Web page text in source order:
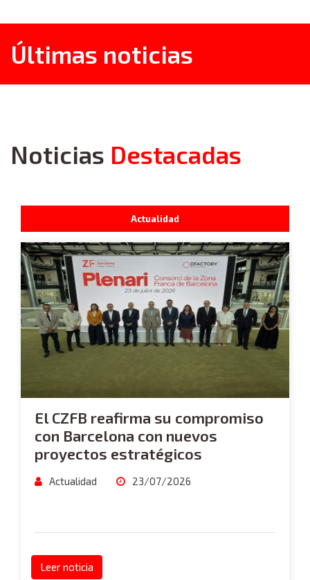
Últimas noticias
Noticias Destacadas
Actualidad
El CZFB reafirma su compromiso
con Barcelona con nuevos
proyectos estratégicos
Actualidad 23/07/2026
Leer noticia